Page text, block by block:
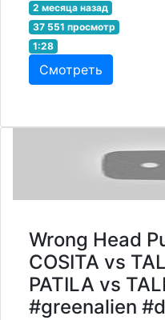
2 месяца назад
37 551 просмотр
1:28
Смотреть
Wrong Head
COSITA vs
PATILA vs
#greenalien